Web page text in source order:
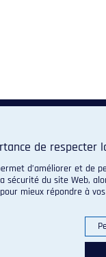
de respecter
d’améliorer et de
du site Web,
mieux répondre à vos